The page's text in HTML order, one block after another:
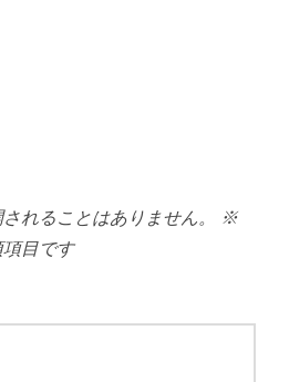
れることはありません。
※
目です